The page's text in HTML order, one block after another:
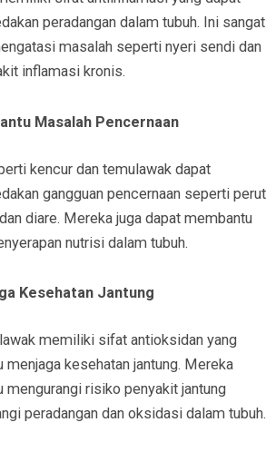
peradangan dalam tubuh. Ini sangat
masalah seperti nyeri sendi dan
inflamasi kronis.
Masalah Pencernaan
kencur dan temulawak dapat
gangguan pencernaan seperti perut
diare. Mereka juga dapat membantu
nutrisi dalam tubuh.
Kesehatan Jantung
memiliki sifat antioksidan yang
menjaga kesehatan jantung. Mereka
mengurangi risiko penyakit jantung
peradangan dan oksidasi dalam tubuh.